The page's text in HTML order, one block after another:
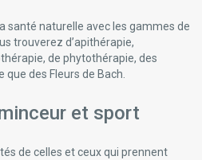
santé naturelle avec les gammes de
trouverez d’apithérapie,
de phytothérapie, des
des Fleurs de Bach.
et sport
de celles et ceux qui prennent